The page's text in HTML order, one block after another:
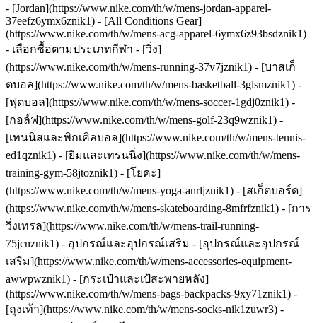
- [Jordan](https://www.nike.com/th/w/mens-jordan-apparel-
37eefz6ymx6znik1) - [All Conditions Gear]
(https://www.nike.com/th/w/mens-acg-apparel-6ymx6z93bsdznik1)
- เลือกซื้อตามประเภทกีฬา - [วิ่ง]
(https://www.nike.com/th/w/mens-running-37v7jznik1) - [บาสเก็
ตบอล](https://www.nike.com/th/w/mens-basketball-3glsmznik1) -
[ฟุตบอล](https://www.nike.com/th/w/mens-soccer-1gdj0znik1) -
[กอล์ฟ](https://www.nike.com/th/w/mens-golf-23q9wznik1) -
[เทนนิสและพิกเคิลบอล](https://www.nike.com/th/w/mens-tennis-
ed1qznik1) - [ยิมและเทรนนิ่ง](https://www.nike.com/th/w/mens-
training-gym-58jtoznik1) - [โยคะ]
(https://www.nike.com/th/w/mens-yoga-anrljznik1) - [สเก็ตบอร์ด]
(https://www.nike.com/th/w/mens-skateboarding-8mfrfznik1) - [การ
วิ่งเทรล](https://www.nike.com/th/w/mens-trail-running-
75jcnznik1) - อุปกรณ์และอุปกรณ์เสริม - [อุปกรณ์และอุปกรณ์
เสริม](https://www.nike.com/th/w/mens-accessories-equipment-
awwpwznik1) - [กระเป๋าและเป้สะพายหลัง]
(https://www.nike.com/th/w/mens-bags-backpacks-9xy71znik1) -
[ถุงเท้า](https://www.nike.com/th/w/mens-socks-nik1zuwr3) -